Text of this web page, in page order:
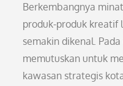
Berkembangnya
produk-produk kreatif
semakin dikenal.
memutuskan untuk
kawasan strategis